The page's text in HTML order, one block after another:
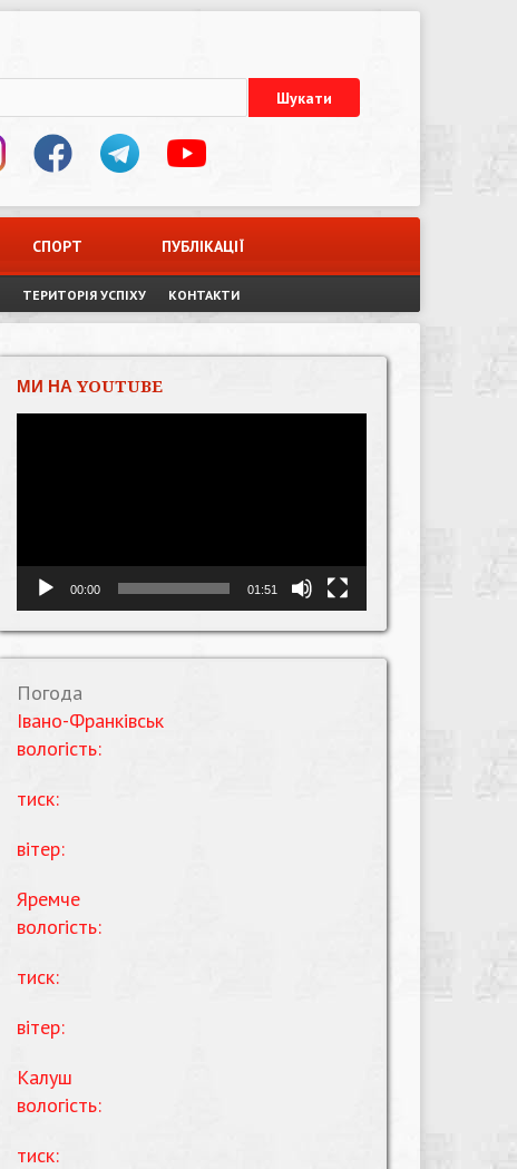
СПОРТ ПУБЛІКАЦІЇ
ТЕРИТОРІЯ УСПІХУ КОНТАКТИ
МИ НА YOUTUBE
00:00 01:51
Погода
Івано-Франківськ
вологість:
тиск:
вітер:
Яремче
вологість:
тиск:
вітер:
Калуш
вологість:
тиск: